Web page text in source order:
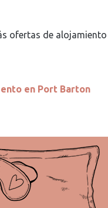
ofertas de
en Port Barton